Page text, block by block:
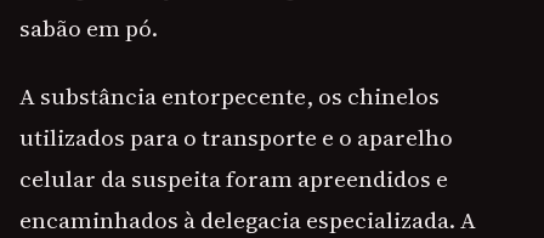
sabão em pó.
A substância entorpecente, os chinelos
utilizados para o transporte e o aparelho
celular da suspeita foram apreendidos e
encaminhados à delegacia especializada. A